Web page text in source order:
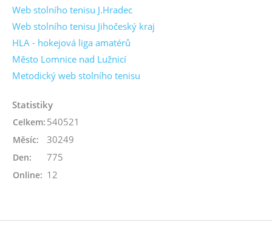
Web stolního tenisu J.Hradec
Web stolního tenisu Jihočeský kraj
HLA - hokejová liga amatérů
Město Lomnice nad Lužnicí
Metodický web stolního tenisu
Statistiky
Online: 12
Celkem: 540521
Měsíc: 30249
Den: 775